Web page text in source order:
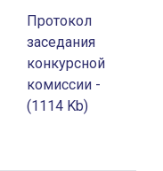
Протокол
заседания
конкурсной
комиссии -
(1114 Kb)